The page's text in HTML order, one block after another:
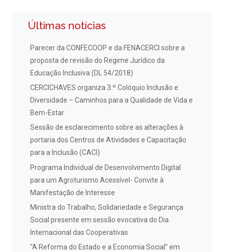
Últimas notícias
Parecer da CONFECOOP e da FENACERCI sobre a
proposta de revisão do Regime Jurídico da
Educação Inclusiva (DL 54/2018)
CERCICHAVES organiza 3.º Colóquio Inclusão e
Diversidade – Caminhos para a Qualidade de Vida e
Bem-Estar
Sessão de esclarecimento sobre as alterações à
portaria dos Centros de Atividades e Capacitação
para a Inclusão (CACI)
Programa Individual de Desenvolvimento Digital
para um Agroturismo Acessível- Convite à
Manifestação de Interesse
Ministra do Trabalho, Solidariedade e Segurança
Social presente em sessão evocativa do Dia
Internacional das Cooperativas
“A Reforma do Estado e a Economia Social” em